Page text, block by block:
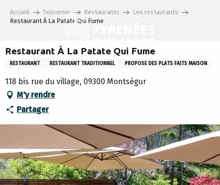
Accueil Sejourner Restaurants
Les restaurants
Restaurant À La Patate Qui Fume
Restaurant À La Patate Qui Fume
RESTAURANT RESTAURANT TRADITIONNEL PROPOSE DES PLATS FAITS MAISON
118 bis rue du village, 09300 Montségur
M'y rendre
Partager